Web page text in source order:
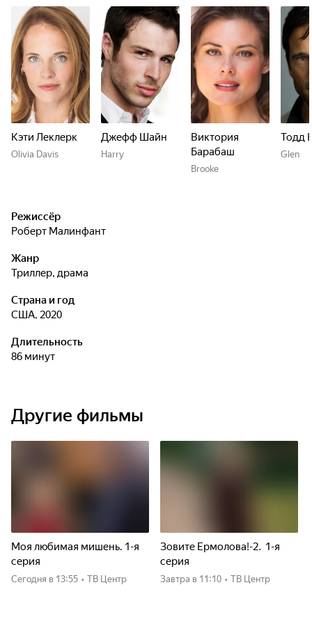
Кэти Леклерк
Olivia Davis
Джефф Шайн
Harry
Виктория
Барабаш
Brooke
Тодд
Glen
Режиссёр
Роберт Малинфант
Жанр
триллер, драма
Страна и год
США, 2020
Длительность
86 минут
Другие фильмы
Моя любимая мишень. 1-я
серия
Сегодня в 13:55 • ТВ Центр
Зовите Ермолова!-2. 1-я
серия
Завтра в 11:10 • ТВ Центр